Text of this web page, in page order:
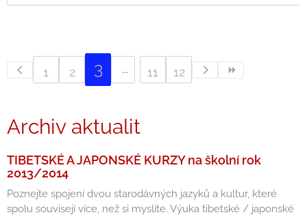
1 2 3 11 12
Archiv aktualit
TIBETSKÉ A JAPONSKÉ KURZY na školní rok
2013/2014
Poznejte spojení dvou starodávných jazyků a kultur, které
spolu souvisejí více, než si myslíte. Výuka tibetské / japonské